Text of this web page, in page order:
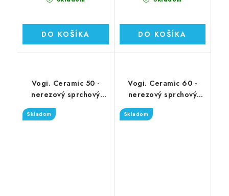
DO KOŠÍKA DO KOŠÍKA
Vogi. Ceramic 50 -
nerezový sprchový
žľab 50 cm (RD50set)
Skladom
Vogi. Ceramic 60 -
nerezový sprchový
žľab 60 cm (RD60set)
Skladom